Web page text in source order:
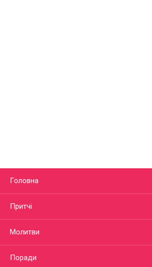
Головна
Притчі
Молитви
Поради